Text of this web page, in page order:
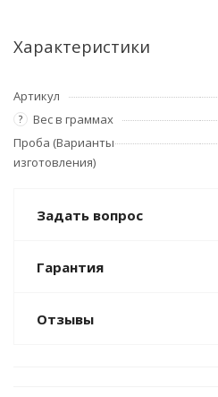
Характеристики
Артикул
? Вес в граммах
Проба (Варианты
изготовления)
Задать вопрос
Гарантия
Отзывы